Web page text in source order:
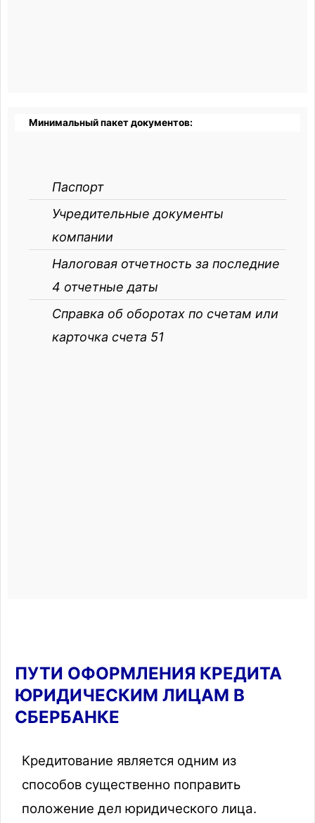
Минимальный пакет документов:
Паспорт
Учредительные документы
компании
Налоговая отчетность за последние
4 отчетные даты
Справка об оборотах по счетам или
карточка cчета 51
ПУТИ ОФОРМЛЕНИЯ КРЕДИТА
ЮРИДИЧЕСКИМ ЛИЦАМ В
СБЕРБАНКЕ
Кредитование является одним из
способов существенно поправить
положение дел юридического лица.